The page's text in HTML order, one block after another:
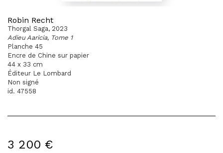
Robin Recht
Thorgal Saga, 2023
Adieu Aaricia, Tome 1
Planche 45
Encre de Chine sur papier
44 x 33 cm
Éditeur Le Lombard
Non signé
id. 47558
3 200 €